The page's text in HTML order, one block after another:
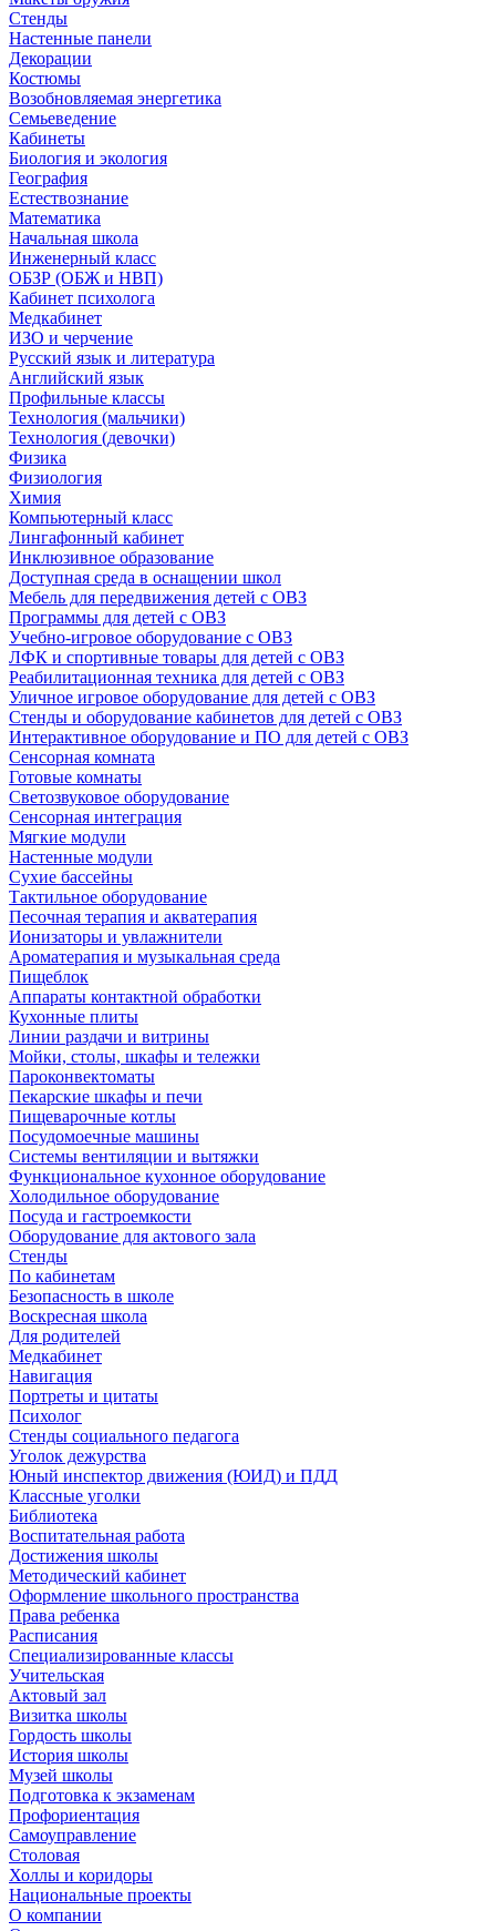
Стенды
Настенные панели
Декорации
Костюмы
Возобновляемая энергетика
Семьеведение
Кабинеты
Биология и экология
География
Естествознание
Математика
Начальная школа
Инженерный класс
ОБЗР (ОБЖ и НВП)
Кабинет психолога
Медкабинет
ИЗО и черчение
Русский язык и литература
Английский язык
Профильные классы
Технология (мальчики)
Технология (девочки)
Физика
Физиология
Химия
Компьютерный класс
Лингафонный кабинет
Инклюзивное образование
Доступная среда в оснащении школ
Мебель для передвижения детей с ОВЗ
Программы для детей с ОВЗ
Учебно-игровое оборудование с ОВЗ
ЛФК и спортивные товары для детей с ОВЗ
Реабилитационная техника для детей с ОВЗ
Уличное игровое оборудование для детей с ОВЗ
Стенды и оборудование кабинетов для детей с ОВЗ
Интерактивное оборудование и ПО для детей с ОВЗ
Сенсорная комната
Готовые комнаты
Светозвуковое оборудование
Сенсорная интеграция
Мягкие модули
Настенные модули
Сухие бассейны
Тактильное оборудование
Песочная терапия и акватерапия
Ионизаторы и увлажнители
Ароматерапия и музыкальная среда
Пищеблок
Аппараты контактной обработки
Кухонные плиты
Линии раздачи и витрины
Мойки, столы, шкафы и тележки
Пароконвектоматы
Пекарские шкафы и печи
Пищеварочные котлы
Посудомоечные машины
Системы вентиляции и вытяжки
Функциональное кухонное оборудование
Холодильное оборудование
Посуда и гастроемкости
Оборудование для актового зала
Стенды
По кабинетам
Безопасность в школе
Воскресная школа
Для родителей
Медкабинет
Навигация
Портреты и цитаты
Психолог
Стенды социального педагога
Уголок дежурства
Юный инспектор движения (ЮИД) и ПДД
Классные уголки
Библиотека
Воспитательная работа
Достижения школы
Методический кабинет
Оформление школьного пространства
Права ребенка
Расписания
Специализированные классы
Учительская
Актовый зал
Визитка школы
Гордость школы
История школы
Музей школы
Подготовка к экзаменам
Профориентация
Самоуправление
Столовая
Холлы и коридоры
Национальные проекты
О компании